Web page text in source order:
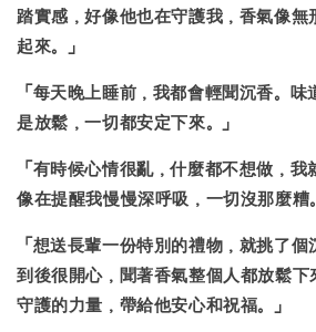
踏實感，好像他也在守護我 ，香氣像
起來。」
「每天晚上睡前，我都會輕聞沉香。味
是放鬆，一切都安定下來。
」
「有時候心情很亂，什麼都不想做，
像在提醒我慢慢深呼吸 ，一切沒那麼糟
「 想送長輩一份特別的禮物，就挑了個
到後很開心，聞著香氣整個人都放鬆下
守護的力量，帶給他安心和祝福。」